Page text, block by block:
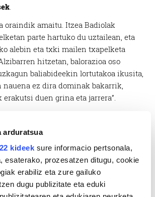
arduratsua
kideek sure informacio pertsonala,
esaterako, prozesatzen ditugu, cookie
erabiliz eta zure gailuko
dugu publizitate eta eduki
oraindik amaitu. Itzea Badiolak
parte hartuko du uztailean, eta
alebin eta txki mailen txapelketa
hitzetan, balorazioa oso
baliabideekin lortutakoa ikusita,
ez dira dominak bakarrik,
duen grina eta jarrera”.